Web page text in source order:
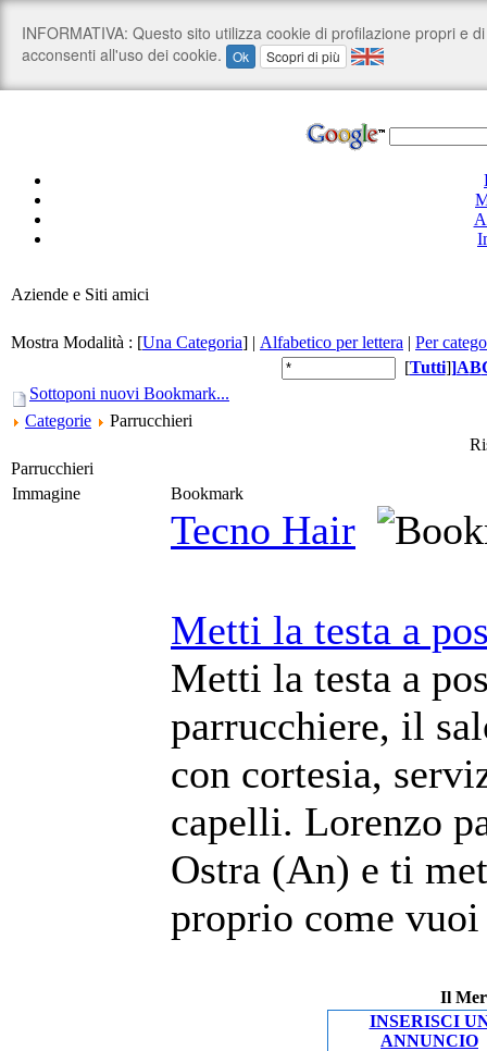
Aziende e Siti amici
Mostra Modalità : [Una Categoria] | Alfabetico per lettera | Per
[Tutti]]AB
Sottoponi nuovi Bookmark...
Categorie
Parrucchieri
Parrucchieri
Immagine
Bookmark
Tecno Hair
Metti la testa a
Metti la testa a
parrucchiere, il
con cortesia,
capelli. Lorenzo
Ostra (An) e ti
proprio come
Il
INSERISCI
ANNUNCIO